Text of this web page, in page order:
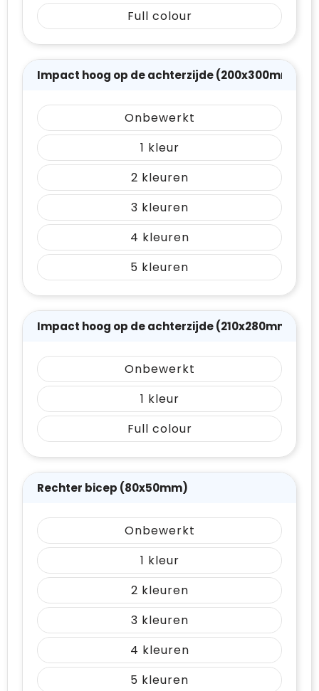
Full colour
Impact hoog op de achterzijde (200x300mm)
Onbewerkt
1
2
3
4
5
Impact hoog op de achterzijde (210x280mm)
Onbewerkt
1
Full colour
Rechter bicep (80x50mm)
Onbewerkt
1
2
3
4
5